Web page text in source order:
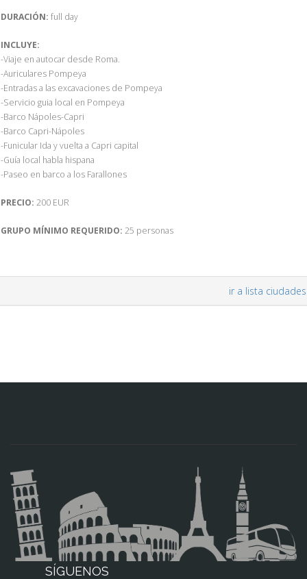
DURACIÓN: full day
INCLUYE:
-Viaje en autocar desde Roma.
-Auriculares Pompeya
-Entradas a las excavaciones de Pompeya
-Servicio guia local en Pompeya
-Barco Nápoles-Capri
-Barco Capri-Nápoles
-Funicular Ida y vuelta a Capri capital
-Guía local habla hispana
-Paseo en barco a los Farallones
PRECIO: 200 EUR
GRUPO MÍNIMO REQUERIDO: 25 personas
ir a lista ciudades
SÍGUENOS